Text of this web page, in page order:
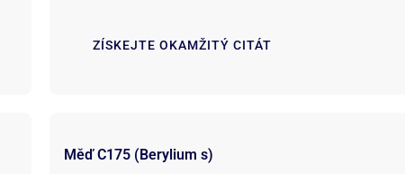
ZÍSKEJTE OKAMŽITÝ CITÁT
Měď C175 (Berylium s)